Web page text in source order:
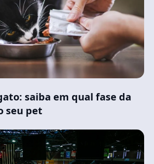
saiba em qual fase da
seu pet